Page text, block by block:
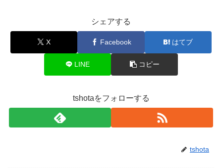
シェアする
X Facebook はてブ
LINE コピー
tshotaをフォローする
tshota